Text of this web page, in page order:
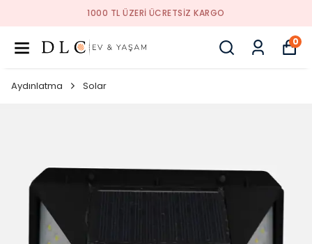
1000 TL ÜZERI ÜCRETSIZ KARGO
0
Aydınlatma Solar